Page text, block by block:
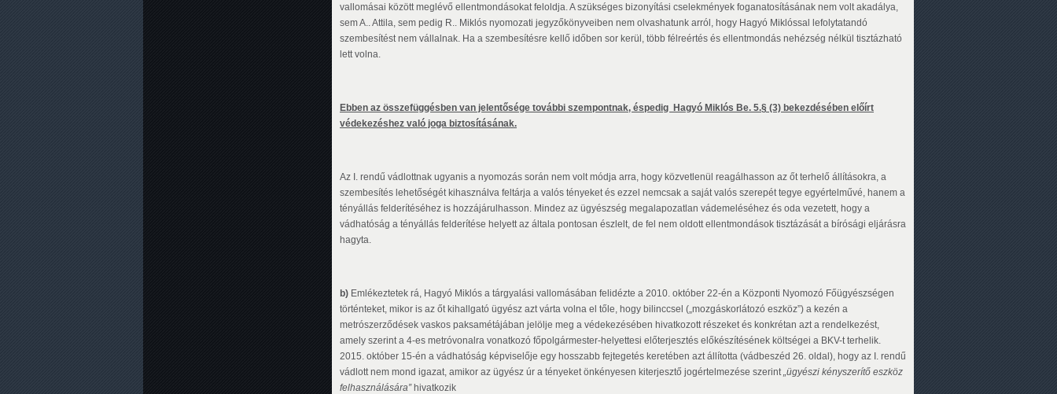
vallomásai között meglévő ellentmondásokat feloldja. A szükséges bizonyítási cselekmények foganatosításának nem volt akadálya,
sem A.. Attila, sem pedig R.. Miklós nyomozati jegyzőkönyveiben nem olvashatunk arról, hogy Hagyó Miklóssal lefolytatandó
szembesítést nem vállalnak. Ha a szembesítésre kellő időben sor kerül, több félreértés és ellentmondás nehézség nélkül tisztázható
lett volna.
Ebben az összefüggésben van jelentősége további szempontnak, éspedig Hagyó Miklós Be. 5.§ (3) bekezdésében előírt
védekezéshez való joga biztosításának.
Az I. rendű vádlottnak ugyanis a nyomozás során nem volt módja arra, hogy közvetlenül reagálhasson az őt terhelő állításokra, a
szembesítés lehetőségét kihasználva feltárja a valós tényeket és ezzel nemcsak a saját valós szerepét tegye egyértelművé, hanem a
tényállás felderítéséhez is hozzájárulhasson. Mindez az ügyészség megalapozatlan vádemeléséhez és oda vezetett, hogy a
vádhatóság a tényállás felderítése helyett az általa pontosan észlelt, de fel nem oldott ellentmondások tisztázását a bírósági eljárásra
hagyta.
b) Emlékeztetek rá, Hagyó Miklós a tárgyalási vallomásában felidézte a 2010. október 22-én a Központi Nyomozó Főügyészségen
történteket, mikor is az őt kihallgató ügyész azt várta volna el tőle, hogy bilinccsel („mozgáskorlátozó eszköz”) a kezén a
metrószerződések vaskos paksamétájában jelölje meg a védekezésében hivatkozott részeket és konkrétan azt a rendelkezést,
amely szerint a 4-es metróvonalra vonatkozó főpolgármester-helyettesi előterjesztés előkészítésének költségei a BKV-t terhelik.
2015. október 15-én a vádhatóság képviselője egy hosszabb fejtegetés keretében azt állította (vádbeszéd 26. oldal), hogy az I. rendű
vádlott nem mond igazat, amikor az ügyész úr a tényeket önkényesen kiterjesztő jogértelmezése szerint„ügyészi kényszerítő eszköz
felhasználására”hivatkozik